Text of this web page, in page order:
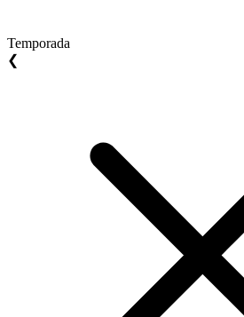
Temporada
❮